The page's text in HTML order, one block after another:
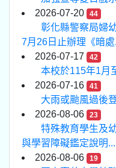
2026-07-20
44
彰化縣警察局婦
7月26日止辦理《暗處
2026-07-17
42
本校於115年1月
2026-07-16
41
大雨或颱風過後
2026-08-06
23
特殊教育學生及
與學習障礙鑑定說明...
2026-08-06
19